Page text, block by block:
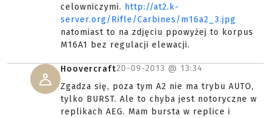
celowniczymi. http://at2.k-
server.org/Rifle/Carbines/m16a2_3.jpg
natomiast to na zdjęciu ppowyżej to korpus
M16A1 bez regulacji elewacji.
Hoovercraft20-09-2013 @ 13:34
Zgadza się, poza tym A2 nie ma trybu AUTO,
tylko BURST. Ale to chyba jest notoryczne w
replikach AEG. Mam bursta w replice i